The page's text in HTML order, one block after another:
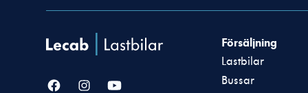
Försäljning
Lastbilar
Bussar